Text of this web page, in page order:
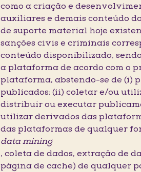
como a criação e
auxiliares e demais conteúdo
de suporte material hoje
sanções civis e criminais
conteúdo disponibilizado,
a plataforma de acordo com o
plataforma, abstendo-se de (i)
publicados; (ii) coletar e/ou
distribuir ou executar
utilizar derivados das
das plataformas de qualquer
data mining
, coleta de dados, extração de
página de cache) de qualquer